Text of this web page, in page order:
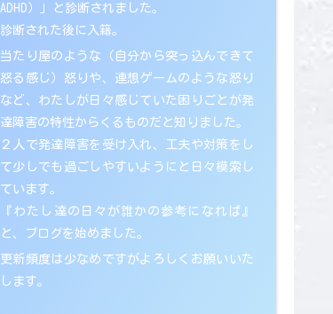
ADHD）」と診断されました。
診断された後に入籍。
当たり屋のような（自分から突っ込んできて
怒る感じ）怒りや、連想ゲームのような怒り
など、わたしが日々感じていた困りごとが発
達障害の特性からくるものだと知りました。
２人で発達障害を受け入れ、工夫や対策をし
て少しでも過ごしやすいようにと日々模索し
ています。
『わたし達の日々が誰かの参考になれば』
と、ブログを始めました。
更新頻度は少なめですがよろしくお願いいた
します。